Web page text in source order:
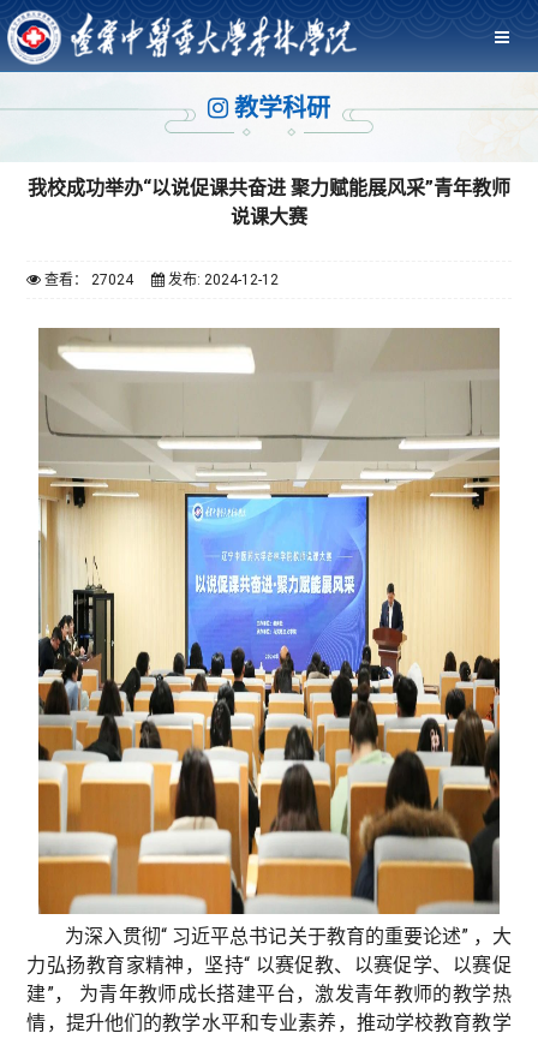
教学科研
我校成功举办“以说促课共奋进 聚力赋能展风采”青年教师
说课大赛
查看： 27024 发布: 2024-12-12
为深入贯彻“ 习近平总书记关于教育的重要论述” ，大
力弘扬教育家精神，坚持“ 以赛促教、以赛促学、以赛促
建”， 为青年教师成长搭建平台，激发青年教师的教学热
情，提升他们的教学水平和专业素养，推动学校教育教学